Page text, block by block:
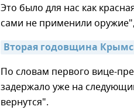
Это было для нас как
сами не применили
Вторая годовщина
По словам первого вице-
задержало уже на
вернутся".